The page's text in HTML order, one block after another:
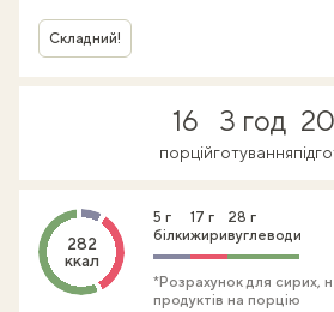
Складний!
16
порцій
3 год
готування
282
ккал
5 г
білки
17 г
жири
28 г
вуглеводи
*Розрахунок для сирих,
продуктів на порцію